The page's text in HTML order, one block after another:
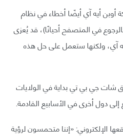
أوبن أيه آي أيضًا أخطاء في نظام
في المتصفح أحيانًا)، قد يُعزى
آي، ولكنها ستعمل على حل هذه
شات جي بي تي بداية في الولايات
دول أخرى في الأسابيع القادمة.
الإلكتروني: «إننا متحمسون لرؤية